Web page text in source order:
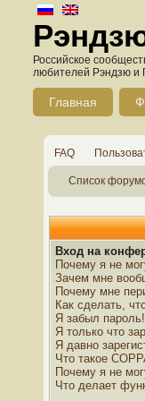
Российское
любителей Рэндзю и
Главная
FAQ
Список
Вход на
Почему я не
Зачем мне
Почему мне
Как сделать,
Я забыл пароль!
Я только что
Я давно
Что такое
Почему я не
Что делает